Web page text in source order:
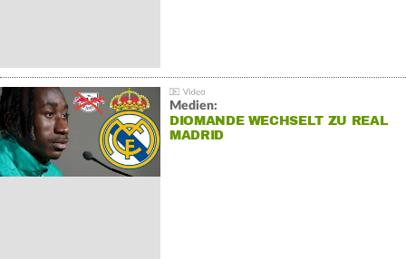
Medien:
DIOMANDE WECHSELT ZU REAL
MADRID